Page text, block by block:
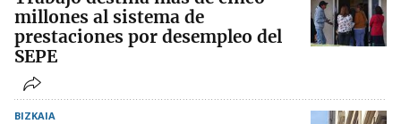
millones al sistema de
prestaciones por desempleo del
SEPE
BIZKAIA